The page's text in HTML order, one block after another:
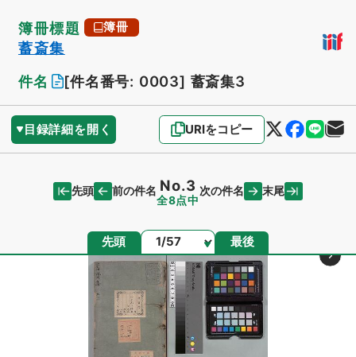
簿冊標題 簿冊
蓄斎集
件名
[件名番号: 0003] 蓄斎集3
目録詳細を開く URIをコピー
先頭 前の件名 No.3
全8点中
次の件名 末尾
先頭 ページ 最後